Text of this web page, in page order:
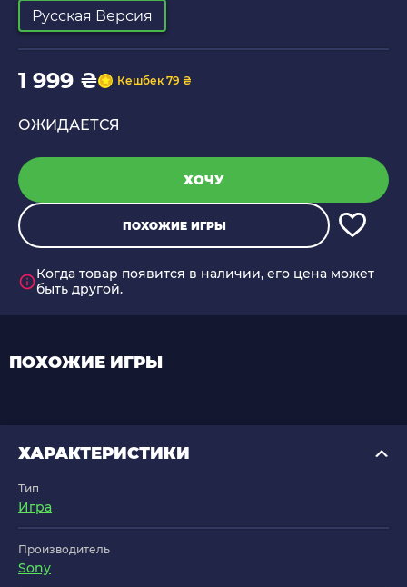
Русская Версия
1 999 ₴ Кешбек 79 ₴
ОЖИДАЕТСЯ
ХОЧУ
ПОХОЖИЕ ИГРЫ
Когда товар появится в наличии, его цена может
быть другой.
ПОХОЖИЕ ИГРЫ
ХАРАКТЕРИСТИКИ
Тип
Игра
Производитель
Sony